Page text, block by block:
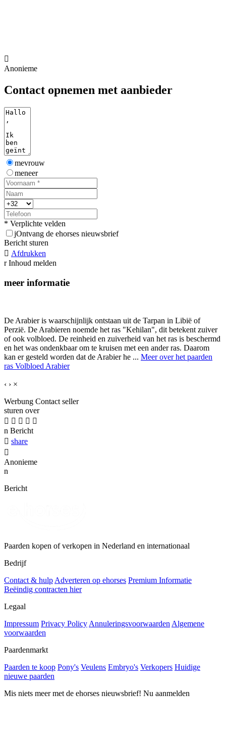

Anonieme
Contact opnemen met aanbieder
mevrouw
meneer
* Verplichte velden
jOntvang de ehorses nieuwsbrief
Bericht sturen
 Afdrukken
r Inhoud melden
meer informatie
De Arabier is waarschijnlijk ontstaan uit de Tarpan in Libië of
Perzië. De Arabieren noemde het ras "Kehilan", dit betekent zuiver
of ook volbloed. De reinheid en zuiverheid van het ras is beschermd
en het was ondenkbaar om te kruisen met een ander ras. Daarom
kan er gesteld worden dat de Arabier he ... Meer over het paarden
ras Volbloed Arabier
‹ › ×
Werbung Contact seller
sturen over
    
n Bericht
 share

Anonieme
n
Bericht
Paarden kopen of verkopen in Nederland en internationaal
Bedrijf
Contact & hulp Adverteren op ehorses Premium Informatie
Beëindig contracten hier
Legaal
Impressum Privacy Policy Annuleringsvoorwaarden Algemene
voorwaarden
Paardenmarkt
Paarden te koop Pony's Veulens Embryo's Verkopers Huidige
nieuwe paarden
Mis niets meer met de ehorses nieuwsbrief! Nu aanmelden